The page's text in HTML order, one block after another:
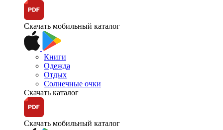
Скачать мобильный каталог
Книги
Одежда
Отдых
Солнечные очки
Скачать каталог
Скачать мобильный каталог